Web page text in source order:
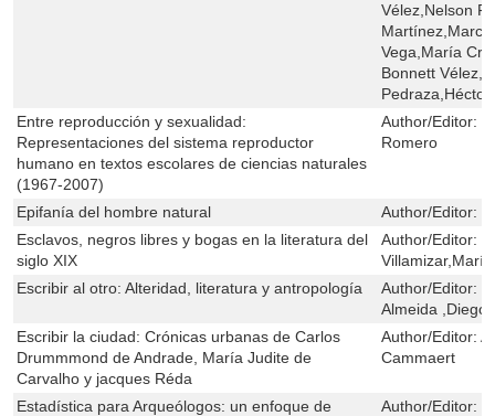
Vélez,Nelson
Vega,María
Bonnett
Entre reproducción y sexualidad:
Representaciones del sistema reproductor
humano en textos escolares de ciencias naturales
(1967-2007)
Author/Editor:
Romero
Epifanía del hombre natural Author/Editor:
Esclavos, negros libres y bogas en la literatura del
siglo XIX
Author/Editor:
Escribir al otro: Alteridad, literatura y antropología
Author/Editor:
Almeida ,Diego
Escribir la ciudad: Crónicas urbanas de Carlos
Drummmond de Andrade, María Judite de
Carvalho y jacques Réda
Author/Editor:
Cammaert
Estadística para Arqueólogos: un enfoque de
Author/Editor: